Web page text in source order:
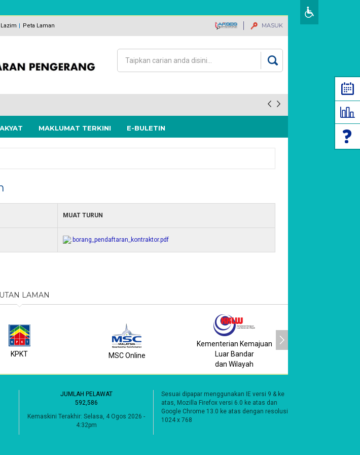
Peta Laman MASUK
Borang carian
Carian
MAKLUMAT TERKINI E-BULETIN
MUAT TURUN
borang_pendaftaran_kontraktor.pdf
LAMAN
KPKT
MSC Online
Kementerian Kemajuan
Luar Bandar
dan Wilayah
JUMLAH PELAWAT
592,586
Kemaskini Terakhir: Selasa, 4 Ogos 2026 -
4:32pm
Sesuai dipapar menggunakan IE versi 9 & ke
atas, Mozilla Firefox versi 6.0 ke atas dan
Google Chrome 13.0 ke atas dengan resolusi
1024 x 768